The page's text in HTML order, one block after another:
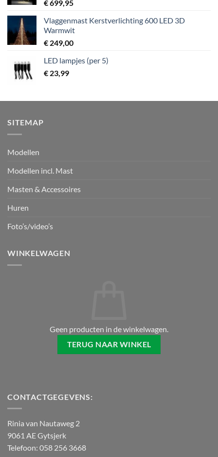
€699,95
Vlaggenmast Kerstverlichting 600 LED 3D
Warmwit
€ 249,00
LED lampjes (per 5)
€ 23,99
SITEMAP
Modellen
Modellen incl. Mast
Masten & Accessoires
Huren
Foto’s/video’s
WINKELWAGEN
Geen producten in de winkelwagen.
TERUG NAAR WINKEL
CONTACTGEGEVENS:
Rinia van Nautaweg 2
9061 AE Gytsjerk
Telefoon: 058 256 3668